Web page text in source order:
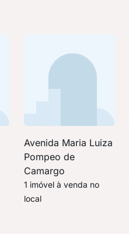
Avenida Maria Luiza
Pompeo de
Camargo
1 imóvel à venda no
local